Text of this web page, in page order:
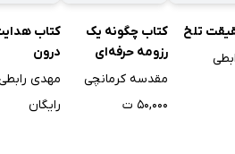
از راه‌حل
تلخ
کتاب چگونه یک
رزومه حرفه‌ای
بنویسیم؟
مقدسه کرمانچی
۵۰,۰۰۰ ت
کتاب
درون
مهدی
رایگان